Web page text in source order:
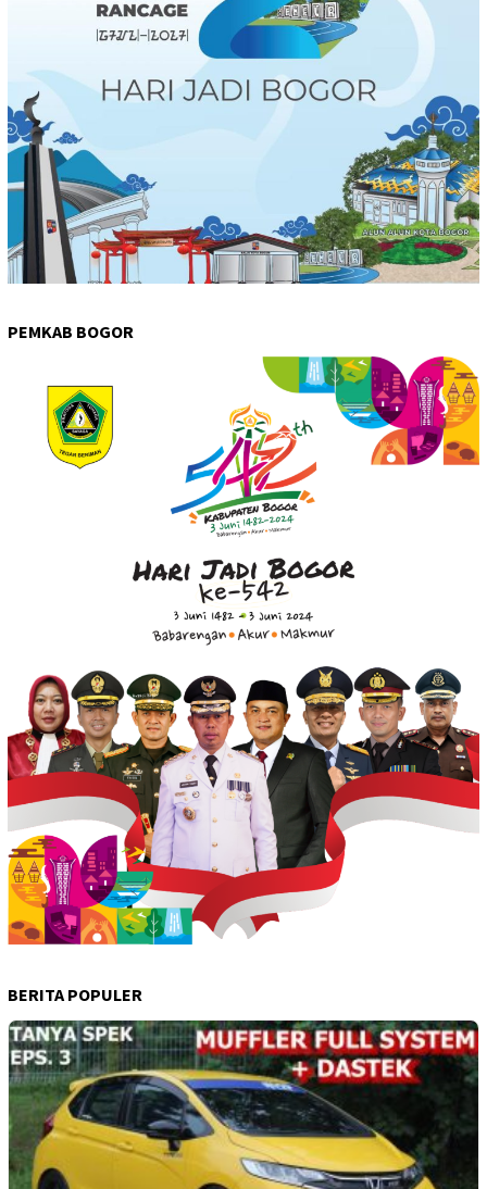
PEMKAB BOGOR
BERITA POPULER